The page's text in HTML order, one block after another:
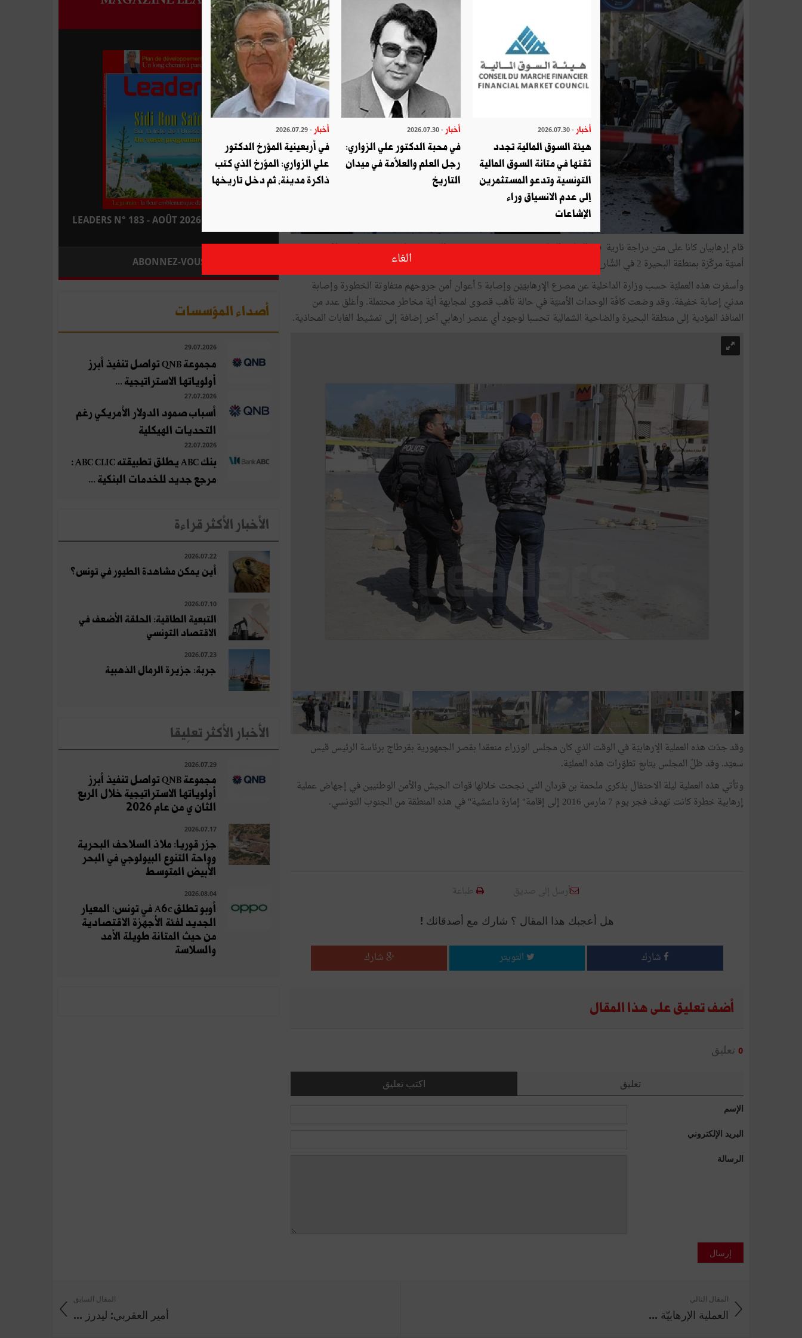
قام إرهابيان كانا على متن دراجة نارية في الساعة الحادية وعشرين دقيقة من يوم الجمعة 6 مارس 2020 باستهداف دوريّة
أمنيّة مركّزة بمنطقة البحيرة 2 في الشّارع المقابل للسّفارة الأمريكية وذلك بتفجير نفسيهما.
وأسفرت هذه العمليّة حسب وزارة الداخلية عن مصرع الإرهابيّيْن وإصابة 5 أعوان أمن جروحهم متفاوتة الخطورة وإصابة
مدنيّ إصابة خفيفة. وقد وضعت كافّة الوحدات الأمنيّة في حالة تأهّب قصوى لمجابهة أيّة مخاطر محتملة. وأغلق عدد من
المنافذ المؤدية إلى منطقة البحيرة والضاحية الشمالية تحسبا لوجود أي عنصر ارهابي آخر إضافة إلى تمشيط الغابات المحاذية.
وقد جدّت هذه العملية الإرهابيّة في الوقت الذي كان مجلس الوزراء منعقدا بقصر الجمهورية بقرطاج برئاسة الرئيس قيس
سعيّد. وقد ظلّ المجلس يتابع تطوّرات هذه العمليّة.
وتأتي هذه العملية ليلة الاحتفال بذكرى ملحمة بن قردان التي نجحت خلالها قوات الجيش والأمن الوطنيين في إجهاض عملية
إرهابية خطرة كانت تهدف فجر يوم 7 مارس 2016 إلى إقامة" إمارة داعشية" في هذه المنطقة من الجنوب التونسي.
أرسل إلى صديق طباعة
هل أعجبك هذا المقال ؟ شارك مع أصدقائك !
شارك التويتر شارك
أضف تعليق على هذا المقال
0 تعليق
اكتب تعليق تعليق
الإسم
البريد الإلكتروني
الرسالة
إرسال
LEADERS N° 183 - AOÛT 2026 : EN KIOSQUE
ABONNEZ-VOUS
أصداء المؤسسات
29.07.2026
مجموعة QNB تواصل تنفيذ أبرز
أولوياتها الاستراتيجية ...
27.07.2026
أسباب صمود الدولار الأمريكي رغم
التحديات الهيكلية
22.07.2026
بنك ABC يطلق تطبيقته ABC CLIC :
مرجع جديد للخدمات البنكية ...
الأخبار الأكثر قراءة
2026.07.22
أين يمكن مشاهدة الطيور في تونس؟
2026.07.10
التبعية الطاقية: الحلقة الأضعف في
الاقتصاد التونسي
2026.07.23
جربة: جزيرة الرمال الذهبية
الأخبار الأكثر تعلِيقا
2026.07.29
مجموعة QNB تواصل تنفيذ أبرز
أولوياتها الاستراتيجية خلال الربع
الثان ي من عام 2026
2026.07.17
جزر قوريا: ملاذ السلاحف البحرية
وواحة التنوع البيولوجي في البحر
الأبيض المتوسط
2026.08.04
أوبو تطلق A6c في تونس: المعيار
الجديد لفئة الأجهزة الاقتصادية
من حيث المتانة طويلة الأمد
والسلاسة
المقال السابق
أمير العقربي: ليدرز ...
المقال التالي
العملية الإرهابيّة ...
أخبار - 2026.07.30
هيئة السوق المالية تجدد
ثقتها في متانة السوق المالية
التونسية وتدعو المستثمرين
إلى عدم الانسياق وراء
الإشاعات
أخبار - 2026.07.30
في محبة الدكتور علي الزواري:
رجل العلم والعلاّمة في ميدان
التاريخ
أخبار - 2026.07.29
في أربعينية المؤرخ الدكتور
علي الزواري: المؤرخ الذي كتب
ذاكرة مدينة، ثم دخل تاريخها
الغاء